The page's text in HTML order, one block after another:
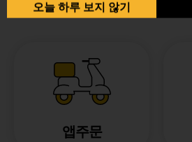
앱주문
오늘 하루 보지 않기